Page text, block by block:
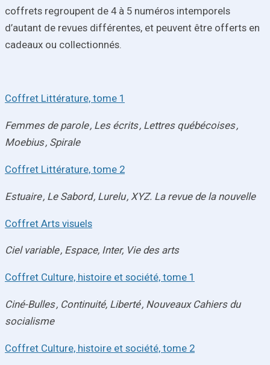
coffrets regroupent de 4 à 5 numéros intemporels
d’autant de revues différentes, et peuvent être offerts en
cadeaux ou collectionnés.
Coffret Littérature, tome 1
Femmes de parole , Les écrits , Lettres québécoises ,
Moebius , Spirale
Coffret Littérature, tome 2
Estuaire , Le Sabord , Lurelu , XYZ. La revue de la nouvelle
Coffret Arts visuels
Ciel variable , Espace, Inter, Vie des arts
Coffret Culture, histoire et société, tome 1
Ciné-Bulles , Continuité, Liberté , Nouveaux Cahiers du
socialisme
Coffret Culture, histoire et société, tome 2